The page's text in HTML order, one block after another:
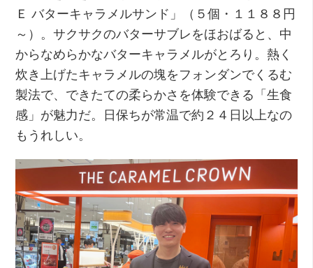
Ｅ バターキャラメルサンド」（５個・１１８８円
～）。サクサクのバターサブレをほおばると、中
からなめらかなバターキャラメルがとろり。熱く
炊き上げたキャラメルの塊をフォンダンでくるむ
製法で、できたての柔らかさを体験できる「生食
感」が魅力だ。日保ちが常温で約２４日以上なの
もうれしい。